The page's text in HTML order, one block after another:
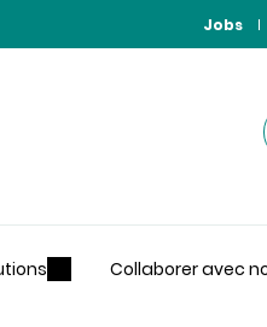
Jobs
Collaborer avec